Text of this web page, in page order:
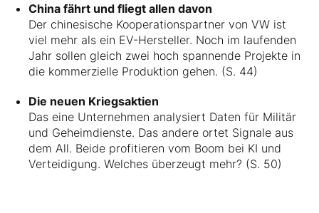
China fährt und fliegt allen davon
Der chinesische Kooperationspartner von VW ist
viel mehr als ein EV-Hersteller. Noch im laufenden
Jahr sollen gleich zwei hoch spannende Projekte in
die kommerzielle Produktion gehen. (S. 44)
Die neuen Kriegsaktien
Das eine Unternehmen analysiert Daten für Militär
und Geheimdienste. Das andere ortet Signale aus
dem All. Beide profitieren vom Boom bei KI und
Verteidigung. Welches überzeugt mehr? (S. 50)